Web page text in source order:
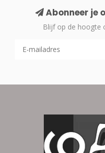
Abonneer je
Blijf op de hoogte